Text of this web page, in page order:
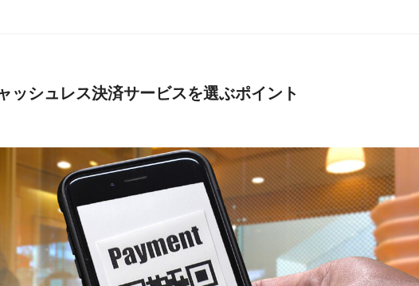
ッシュレス決済サービスを選ぶポイント